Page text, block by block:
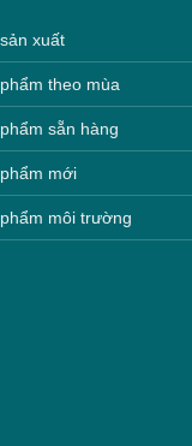
xuất
theo mùa
sẵn hàng
mới
môi trường